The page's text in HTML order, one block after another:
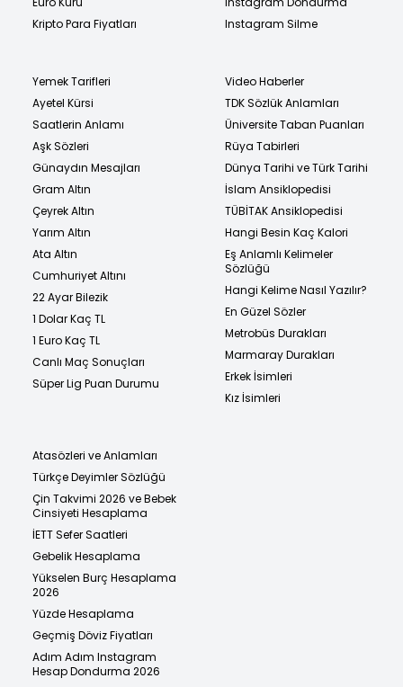
Kripto Para Fiyatları
Instagram Silme
Yemek Tarifleri
Ayetel Kürsi
Saatlerin Anlamı
Aşk Sözleri
Günaydın Mesajları
Gram Altın
Çeyrek Altın
Yarım Altın
Ata Altın
Cumhuriyet Altını
22 Ayar Bilezik
1 Dolar Kaç TL
1 Euro Kaç TL
Canlı Maç Sonuçları
Süper Lig Puan Durumu
Video Haberler
TDK Sözlük Anlamları
Üniversite Taban Puanları
Rüya Tabirleri
Dünya Tarihi ve Türk Tarihi
İslam Ansiklopedisi
TÜBİTAK Ansiklopedisi
Hangi Besin Kaç Kalori
Eş Anlamlı Kelimeler
Sözlüğü
Hangi Kelime Nasıl Yazılır?
En Güzel Sözler
Metrobüs Durakları
Marmaray Durakları
Erkek İsimleri
Kız İsimleri
Atasözleri ve Anlamları
Türkçe Deyimler Sözlüğü
Çin Takvimi 2026 ve Bebek
Cinsiyeti Hesaplama
İETT Sefer Saatleri
Gebelik Hesaplama
Yükselen Burç Hesaplama
2026
Yüzde Hesaplama
Geçmiş Döviz Fiyatları
Adım Adım Instagram
Hesap Dondurma 2026